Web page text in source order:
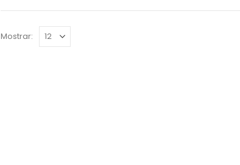
Mostrar: